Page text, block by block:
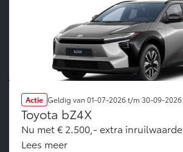
Actie Geldig van01-07-2026t/m 30-09-2026
Toyota bZ4X
Nu met € 2.500,- extra inruilwaarde
Lees meer